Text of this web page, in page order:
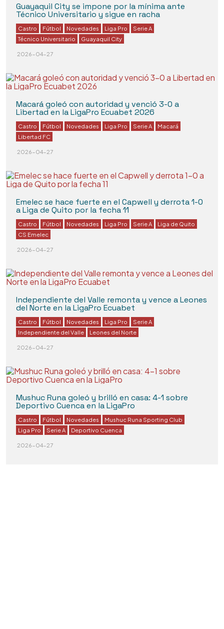
Guayaquil City se impone por la mínima ante
Técnico Universitario y sigue en racha
Castro Fútbol Novedades Liga Pro
Serie A
Técnico Universitario
Guayaquil City
2026-04-27
Macará goleó con autoridad y venció 3-0 a
Libertad en la LigaPro Ecuabet 2026
Castro Fútbol Novedades Liga Pro Serie A
Macará
Libertad FC
2026-04-27
Emelec se hace fuerte en el Capwell y derrota 1-0
a Liga de Quito por la fecha 11
Castro Fútbol Novedades Liga Pro Serie A
Liga de Quito
CS Emelec
2026-04-27
Independiente del Valle remonta y vence a Leones
del Norte en la LigaPro Ecuabet
Castro Fútbol Novedades Liga Pro
Serie A
Independiente del Valle
Leones del Norte
2026-04-27
Mushuc Runa goleó y brilló en casa: 4-1 sobre
Deportivo Cuenca en la LigaPro
Castro Fútbol Novedades
Mushuc Runa Sporting Club
Liga Pro
Serie A Deportivo Cuenca
2026-04-27